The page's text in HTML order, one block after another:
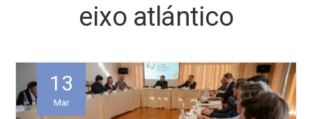
eixo atlántico
13
Mar